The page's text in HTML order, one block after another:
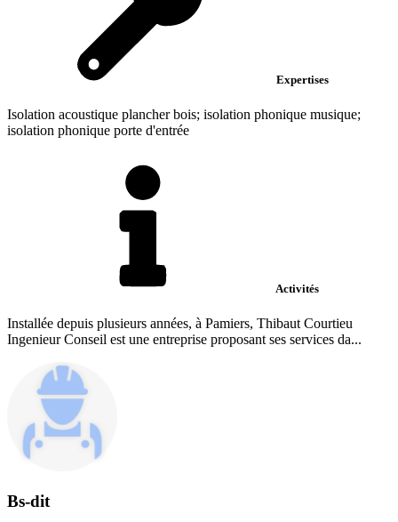
Expertises
Isolation acoustique plancher bois; isolation phonique musique;
isolation phonique porte d'entrée
Activités
Installée depuis plusieurs années, à Pamiers, Thibaut Courtieu
Ingenieur Conseil est une entreprise proposant ses services da...
Bs-dit